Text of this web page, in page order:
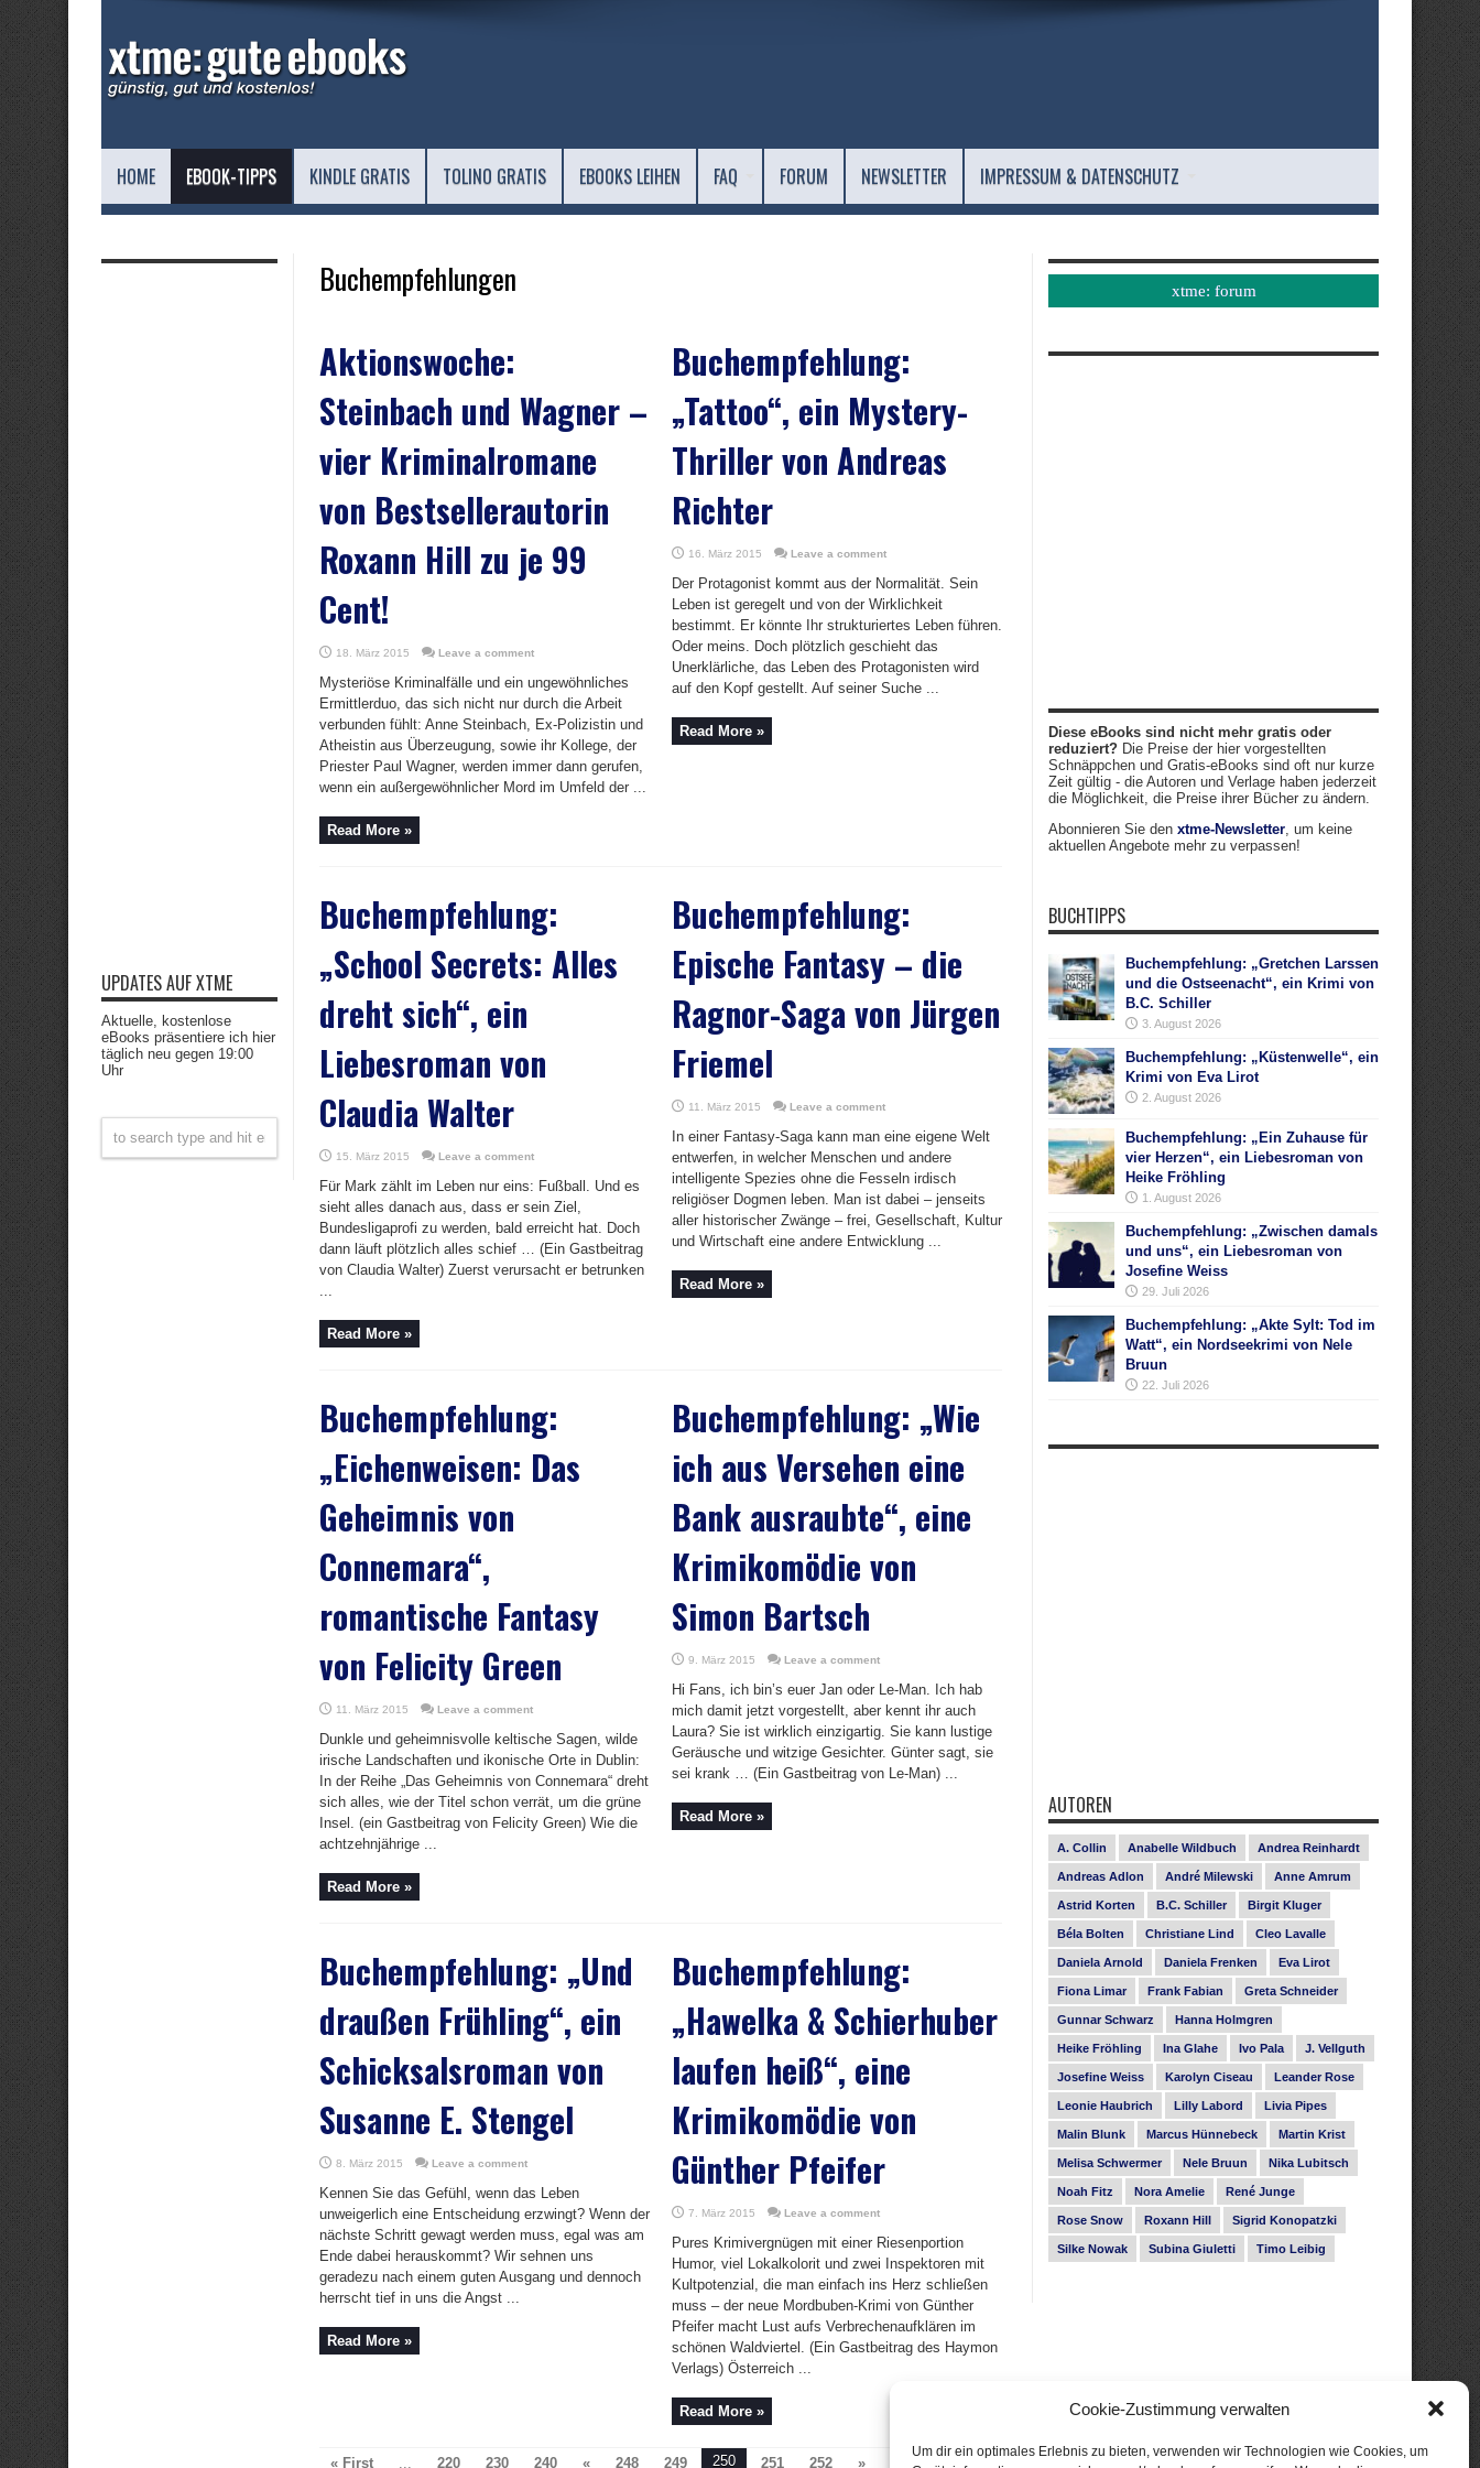
Cookie-Zustimmung verwalten
Um dir ein optimales Erlebnis zu bieten, verwenden wir Technologien wie Cookies, um
HOME EBOOK-TIPPS KINDLE GRATIS TOLINO GRATIS EBOOKS LEIHEN FAQ FORUM NEWSLETTER IMPRESSUM & DATENSCHUTZ
Buchempfehlungen
Aktionswoche:
Steinbach und Wagner –
vier Kriminalromane
von Bestsellerautorin
Roxann Hill zu je 99
Cent!
18. März 2015 Leave a comment
Mysteriöse Kriminalfälle und ein ungewöhnliches
Ermittlerduo, das sich nicht nur durch die Arbeit
verbunden fühlt: Anne Steinbach, Ex-Polizistin und
Atheistin aus Überzeugung, sowie ihr Kollege, der
Priester Paul Wagner, werden immer dann gerufen,
wenn ein außergewöhnlicher Mord im Umfeld der ...
Read More »
Buchempfehlung:
„Tattoo“, ein Mystery-
Thriller von Andreas
Richter
16. März 2015 Leave a comment
Der Protagonist kommt aus der Normalität. Sein
Leben ist geregelt und von der Wirklichkeit
bestimmt. Er könnte Ihr strukturiertes Leben führen.
Oder meins. Doch plötzlich geschieht das
Unerklärliche, das Leben des Protagonisten wird
auf den Kopf gestellt. Auf seiner Suche ...
Read More »
Buchempfehlung:
„School Secrets: Alles
dreht sich“, ein
Liebesroman von
Claudia Walter
15. März 2015 Leave a comment
Für Mark zählt im Leben nur eins: Fußball. Und es
sieht alles danach aus, dass er sein Ziel,
Bundesligaprofi zu werden, bald erreicht hat. Doch
dann läuft plötzlich alles schief … (Ein Gastbeitrag
von Claudia Walter) Zuerst verursacht er betrunken
...
Read More »
Buchempfehlung:
Epische Fantasy – die
Ragnor-Saga von Jürgen
Friemel
11. März 2015 Leave a comment
In einer Fantasy-Saga kann man eine eigene Welt
entwerfen, in welcher Menschen und andere
intelligente Spezies ohne die Fesseln irdisch
religiöser Dogmen leben. Man ist dabei – jenseits
aller historischer Zwänge – frei, Gesellschaft, Kultur
und Wirtschaft eine andere Entwicklung ...
Read More »
Buchempfehlung:
„Eichenweisen: Das
Geheimnis von
Connemara“,
romantische Fantasy
von Felicity Green
11. März 2015 Leave a comment
Dunkle und geheimnisvolle keltische Sagen, wilde
irische Landschaften und ikonische Orte in Dublin:
In der Reihe „Das Geheimnis von Connemara“ dreht
sich alles, wie der Titel schon verrät, um die grüne
Insel. (ein Gastbeitrag von Felicity Green) Wie die
achtzehnjährige ...
Read More »
Buchempfehlung: „Wie
ich aus Versehen eine
Bank ausraubte“, eine
Krimikomödie von
Simon Bartsch
9. März 2015 Leave a comment
Hi Fans, ich bin’s euer Jan oder Le-Man. Ich hab
mich damit jetzt vorgestellt, aber kennt ihr auch
Laura? Sie ist wirklich einzigartig. Sie kann lustige
Geräusche und witzige Gesichter. Günter sagt, sie
sei krank … (Ein Gastbeitrag von Le-Man) ...
Read More »
Buchempfehlung: „Und
draußen Frühling“, ein
Schicksalsroman von
Susanne E. Stengel
8. März 2015 Leave a comment
Kennen Sie das Gefühl, wenn das Leben
unweigerlich eine Entscheidung erzwingt? Wenn der
nächste Schritt gewagt werden muss, egal was am
Ende dabei herauskommt? Wir sehnen uns
geradezu nach einem guten Ausgang und dennoch
herrscht tief in uns die Angst ...
Read More »
Buchempfehlung:
„Hawelka & Schierhuber
laufen heiß“, eine
Krimikomödie von
Günther Pfeifer
7. März 2015 Leave a comment
Pures Krimivergnügen mit einer Riesenportion
Humor, viel Lokalkolorit und zwei Inspektoren mit
Kultpotenzial, die man einfach ins Herz schließen
muss – der neue Mordbuben-Krimi von Günther
Pfeifer macht Lust aufs Verbrechenaufklären im
schönen Waldviertel. (Ein Gastbeitrag des Haymon
Verlags) Österreich ...
Read More »
Page 250 of 297
« First ... 220 230 240 « 248 249 250 251 252 »
UPDATES AUF XTME
Aktuelle, kostenlose
eBooks präsentiere ich hier
täglich neu gegen 19:00
Uhr
xtme: forum
Diese eBooks sind nicht mehr gratis oder
reduziert? Die Preise der hier vorgestellten
Schnäppchen und Gratis-eBooks sind oft nur kurze
Zeit gültig - die Autoren und Verlage haben jederzeit
die Möglichkeit, die Preise ihrer Bücher zu ändern.
Abonnieren Sie den xtme-Newsletter, um keine
aktuellen Angebote mehr zu verpassen!
BUCHTIPPS
Buchempfehlung: „Gretchen Larssen
und die Ostseenacht“, ein Krimi von
B.C. Schiller
3. August 2026
Buchempfehlung: „Küstenwelle“, ein
Krimi von Eva Lirot
2. August 2026
Buchempfehlung: „Ein Zuhause für
vier Herzen“, ein Liebesroman von
Heike Fröhling
1. August 2026
Buchempfehlung: „Zwischen damals
und uns“, ein Liebesroman von
Josefine Weiss
29. Juli 2026
Buchempfehlung: „Akte Sylt: Tod im
Watt“, ein Nordseekrimi von Nele
Bruun
22. Juli 2026
AUTOREN
A. Collin Anabelle Wildbuch Andrea Reinhardt
Andreas Adlon André Milewski Anne Amrum
Astrid Korten B.C. Schiller Birgit Kluger
Béla Bolten Christiane Lind Cleo Lavalle
Daniela Arnold Daniela Frenken Eva Lirot
Fiona Limar Frank Fabian Greta Schneider
Gunnar Schwarz Hanna Holmgren
Heike Fröhling Ina Glahe Ivo Pala J. Vellguth
Josefine Weiss Karolyn Ciseau Leander Rose
Leonie Haubrich Lilly Labord Livia Pipes
Malin Blunk Marcus Hünnebeck Martin Krist
Melisa Schwermer Nele Bruun Nika Lubitsch
Noah Fitz Nora Amelie René Junge
Rose Snow Roxann Hill Sigrid Konopatzki
Silke Nowak Subina Giuletti Timo Leibig